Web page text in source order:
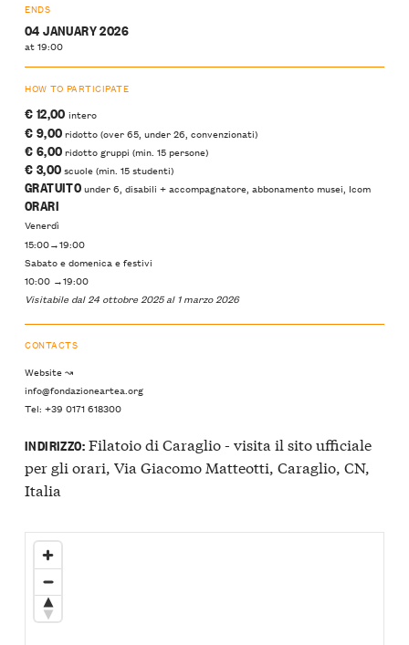
ENDS
04 JANUARY 2026
at 19:00
HOW TO PARTICIPATE
€ 12,00 intero
€ 9,00ridotto (over 65, under 26, convenzionati)
€ 6,00ridotto gruppi (min. 15 persone)
€ 3,00scuole (min. 15 studenti)
GRATUITOunder 6, disabili + accompagnatore, abbonamento musei, Icom
ORARI
Venerdì
15:00→19:00
Sabato e domenica e festivi
10:00 →19:00
Visitabile dal 24 ottobre 2025 al 1 marzo 2026
CONTACTS
Website ↝
info@fondazioneartea.org
Tel: +39 0171 618300
INDIRIZZO:Filatoio di Caraglio - visita il sito ufficiale
per gli orari, Via Giacomo Matteotti, Caraglio, CN,
Italia